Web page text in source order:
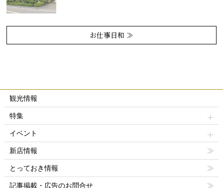
お仕事日和 ≫
観光情報
特集
イベント
新店情報
とっておき情報
記事掲載・広告のお問合せ